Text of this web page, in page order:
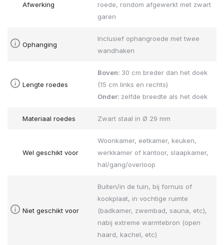
Afwerking
roede, rondom afgewerkt met zwart
garen
Ophanging
Inclusief ophangroede met twee
wandhaken
Lengte roedes
Boven: 30 cm breder dan het doek
(15 cm links en rechts)
Onder: zelfde breedte als het doek
Materiaal roedes Zwart staal in Ø 29 mm
Wel geschikt voor
Woonkamer, eetkamer, keuken,
werkkamer of kantoor, slaapkamer,
hal/gang/overloop
Niet geschikt voor
Buiten/in de tuin, bij fornuis of
kookplaat, in vochtige ruimte
(badkamer, zwembad, sauna, etc),
nabij extreme warmtebron (open
haard, kachel, etc)